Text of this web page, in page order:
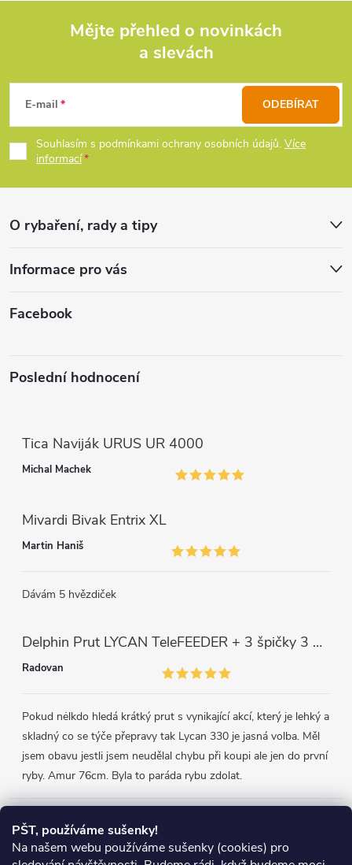
PŠT, používáme sušenky!
Na našem webu používáme sušenky (cookies) pro
c
í
p
r
v
y
v
p
s
u
p
a
Mějte přehled o novinkách
a slevách
E-mail
Souhlasím s podmínkami ochrany osobních údajů. Více
informací
ODEBÍRAT
O rybaření, rady a tipy
Informace pro vás
Facebook
Poslední hodnocení
Tica Naviják URUS UR 4000
Michal Machek
Mivardi Bivak Entrix XL
Martin Haniš
Dávám 5 hvězdiček
Delphin Prut LYCAN TeleFEEDER + 3 špičky 3 m, 80 g
Radovan
Pokud nėlkdo hledá krátký prut s vynikající akcí, který je lehký a
skladný co se týče přepravy tak Lycan 330 je jasná volba. Měl
jsem obavu jestli jsem neudělal chybu při koupi ale jen do první
ryby. Amur 76cm. Byla to paráda rybu zdolat.
Přijímáme online platby